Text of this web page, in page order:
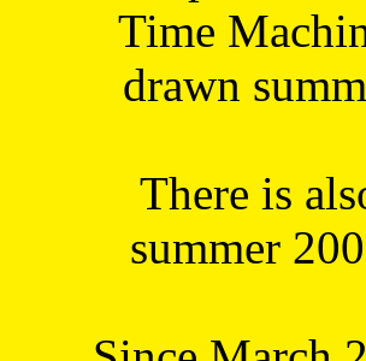
Time
drawn
There is
summer